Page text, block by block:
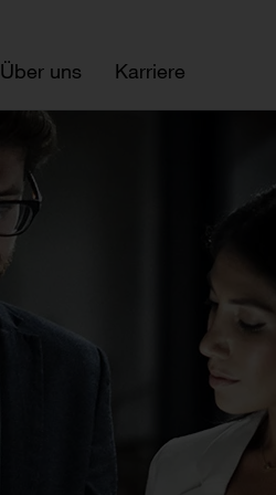
Über uns Karriere